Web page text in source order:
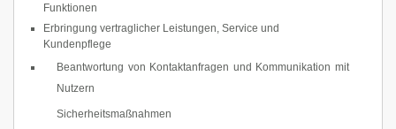
Funktionen
Erbringung vertraglicher Leistungen, Service und
Kundenpflege
Beantwortung von Kontaktanfragen und Kommunikation mit
Nutzern
Sicherheitsmaßnahmen